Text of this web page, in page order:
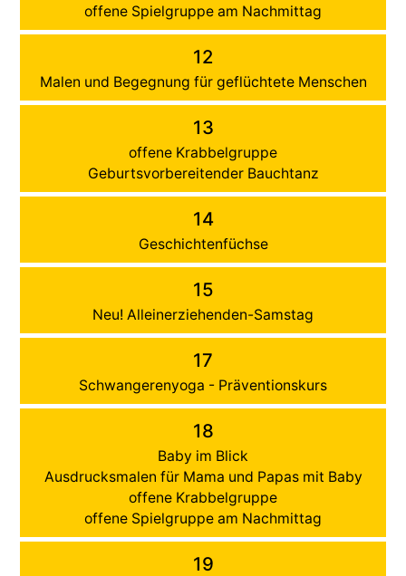
offene Spielgruppe am Nachmittag
12
Malen und Begegnung für geflüchtete Menschen
13
offene Krabbelgruppe
Geburtsvorbereitender Bauchtanz
14
Geschichtenfüchse
15
Neu! Alleinerziehenden-Samstag
17
Schwangerenyoga - Präventionskurs
18
Baby im Blick
Ausdrucksmalen für Mama und Papas mit Baby
offene Krabbelgruppe
offene Spielgruppe am Nachmittag
19